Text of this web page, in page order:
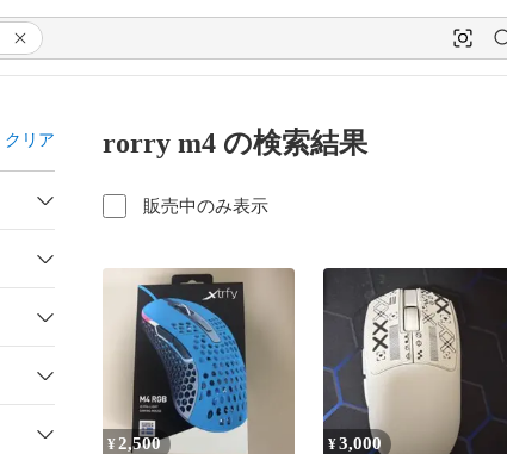
クリア rorry m4 の検索結果
販売中のみ表示
¥2,500 ¥3,000